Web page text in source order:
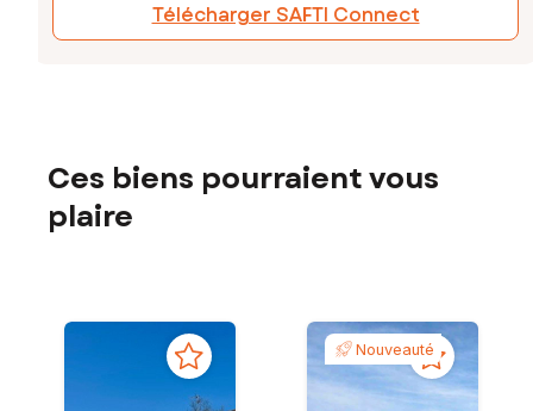
Télécharger SAFTI Connect
Ces biens pourraient vous
plaire
Nouveauté